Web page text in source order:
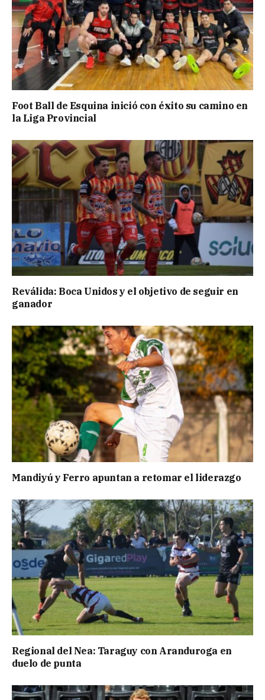
Foot Ball de Esquina inició con éxito su camino en
la Liga Provincial
Reválida: Boca Unidos y el objetivo de seguir en
ganador
Mandiyú y Ferro apuntan a retomar el liderazgo
Regional del Nea: Taraguy con Aranduroga en
duelo de punta